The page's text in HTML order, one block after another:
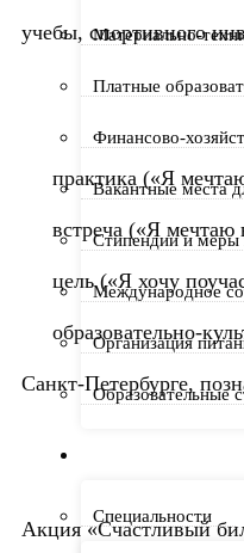
Материально-
Платные
Финансово-
Вакантные места
Стипендии и
Международное
Организация
Образовательные
Специальности
учебы, спортивного
практика («Я
встреча («Я мечтаю
цель («Я хочу
образовательно-
Санкт-Петербурге,
Акция «Счастливый